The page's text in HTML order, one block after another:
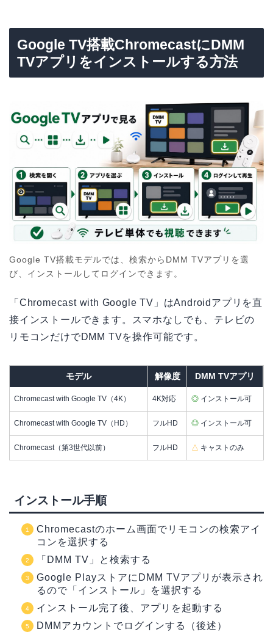
Google TV搭載ChromecastにDMM
TVアプリをインストールする方法
Google TV搭載モデルでは、検索からDMM TVアプリを選
び、インストールしてログインできます。
「Chromecast with Google TV」はAndroidアプリを直
接インストールできます。スマホなしでも、テレビの
リモコンだけでDMM TVを操作可能です。
モデル 解像度 DMM TVアプリ
Chromecast with Google TV（4K） 4K対応 ◎ インストール可
Chromecast with Google TV（HD） フルHD ◎ インストール可
Chromecast（第3世代以前） フルHD △ キャストのみ
インストール手順
Chromecastのホーム画面でリモコンの検索アイ
コンを選択する
「DMM TV」と検索する
Google PlayストアにDMM TVアプリが表示され
るので「インストール」を選択する
インストール完了後、アプリを起動する
DMMアカウントでログインする（後述）